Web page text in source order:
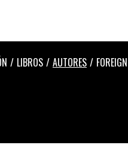
LIBROS AUTORES